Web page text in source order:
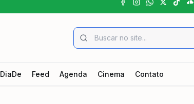
DiaDe Feed Agenda Cinema Contato